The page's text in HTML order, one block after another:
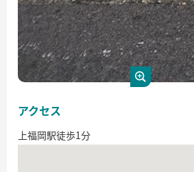
アクセス
上福岡駅徒歩1分